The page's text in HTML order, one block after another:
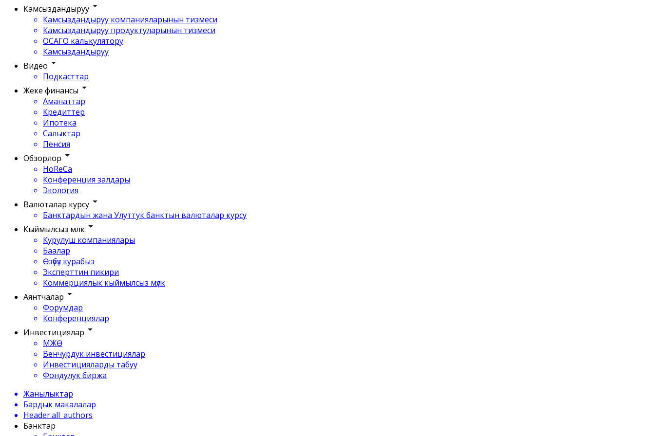
Камсыздандыруу
Камсыздандыруу компанияларынын тизмеси
Камсыздандыруу продуктуларынын тизмеси
ОСАГО калькулятору
Камсыздандыруу
Видео
Подкасттар
Жеке финансы
Аманаттар
Кредиттер
Ипотека
Салыктар
Пенсия
Обзорлор
HoReCa
Конференция залдары
Экология
Валюталар курсу
Банктардын жана Улуттук банктын валюталар курсу
Кыймылсыз мүлк
Курулуш компаниялары
Баалар
Өзүбүз курабыз
Эксперттин пикири
Коммерциялык кыймылсыз мүлк
Аянтчалар
Форумдар
Конференциялар
Инвестициялар
МЖӨ
Венчурдук инвестициялар
Инвестицияларды табуу
Фондулук биржа
Жанылыктар
Бардык макалалар
Header.all_authors
Банктар